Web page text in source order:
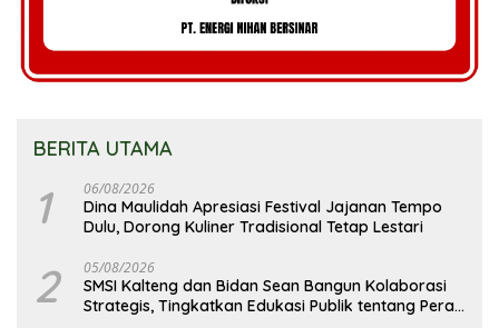
BERITA UTAMA
1 06/08/2026
Dina Maulidah Apresiasi Festival Jajanan Tempo
Dulu, Dorong Kuliner Tradisional Tetap Lestari
2 05/08/2026
SMSI Kalteng dan Bidan Sean Bangun Kolaborasi
Strategis, Tingkatkan Edukasi Publik tentang Peran